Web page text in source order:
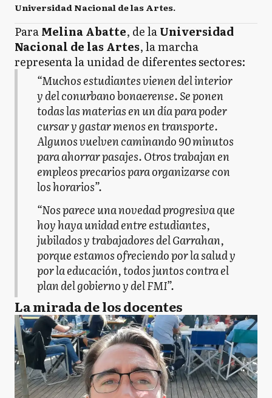
Universidad Nacional de las Artes.
ParaMelina Abatte, de laUniversidad
Nacional de las Artes, la marcha
representa la unidad de diferentes sectores:
“Muchos estudiantes vienen del interior
y del conurbano bonaerense. Se ponen
todas las materias en un día para poder
cursar y gastar menos en transporte.
Algunos vuelven caminando 90 minutos
para ahorrar pasajes. Otros trabajan en
empleos precarios para organizarse con
los horarios”.
“Nos parece una novedad progresiva que
hoy haya unidad entre estudiantes,
jubilados y trabajadores del Garrahan,
porque estamos ofreciendo por la salud y
por la educación, todos juntos contra el
plan del gobierno y del FMI”.
La mirada de los docentes